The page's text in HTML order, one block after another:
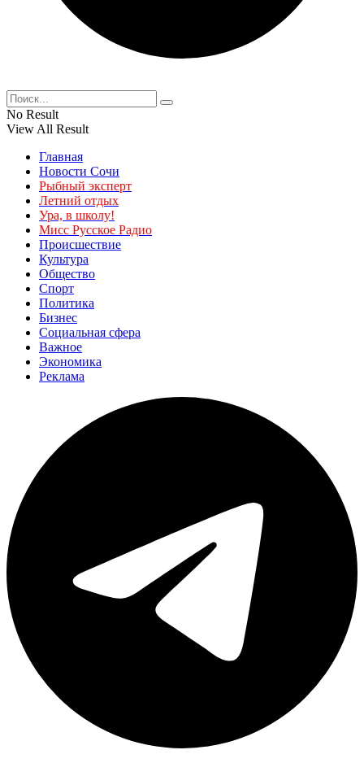
No Result
View All Result
Главная
Новости Сочи
Рыбный эксперт
Летний отдых
Ура, в школу!
Мисс Русское Радио
Происшествие
Культура
Общество
Спорт
Политика
Бизнес
Социальная сфера
Важное
Экономика
Реклама